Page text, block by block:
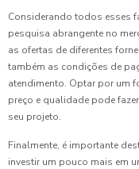
Considerando todos esses
pesquisa abrangente no
as ofertas de diferentes
também as condições de
atendimento. Optar por um
preço e qualidade pode
seu projeto.
Finalmente, é importante
investir um pouco mais em